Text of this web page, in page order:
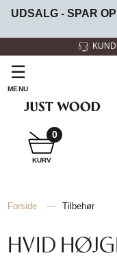
UDSALG - SPAR
☰
MENU
SNEDKER
BADMØBEL
KURV
0
Forside — Tilbehør
HVID